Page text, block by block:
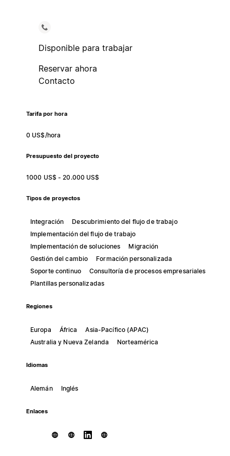
Disponible para trabajar
Reservar ahora
Contacto
Tarifa por hora
0 US$/hora
Presupuesto del proyecto
1000 US$ - 20.000 US$
Tipos de proyectos
Integración
Descubrimiento del flujo de trabajo
Implementación del flujo de trabajo
Implementación de soluciones
Migración
Gestión del cambio
Formación personalizada
Soporte continuo
Consultoría de procesos empresariales
Plantillas personalizadas
Regiones
Europa África
Asia-Pacífico (APAC)
Australia y Nueva Zelanda
Norteamérica
Idiomas
Alemán Inglés
Enlaces